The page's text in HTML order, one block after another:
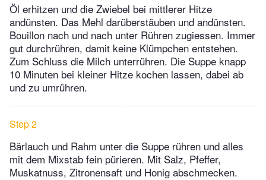
Öl erhitzen und die Zwiebel bei mittlerer Hitze
andünsten. Das Mehl darüberstäuben und andünsten.
Bouillon nach und nach unter Rühren zugiessen. Immer
gut durchrühren, damit keine Klümpchen entstehen.
Zum Schluss die Milch unterrühren. Die Suppe knapp
10 Minuten bei kleiner Hitze kochen lassen, dabei ab
und zu umrühren.
Step 2
Bärlauch und Rahm unter die Suppe rühren und alles
mit dem Mixstab fein pürieren. Mit Salz, Pfeffer,
Muskatnuss, Zitronensaft und Honig abschmecken.